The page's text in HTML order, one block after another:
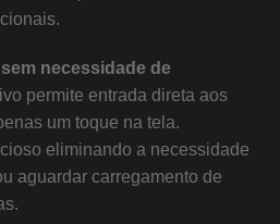
necessidade de
permite entrada direta aos
um toque na tela.
eliminando a necessidade
aguardar carregamento de